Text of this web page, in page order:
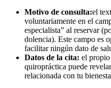
Motivo de consulta:el
voluntariamente en el
especialista” al reservar
dolencia). Este campo es
facilitar ningún dato de
Datos de la cita: el propio
quiropráctica puede
relacionada con tu